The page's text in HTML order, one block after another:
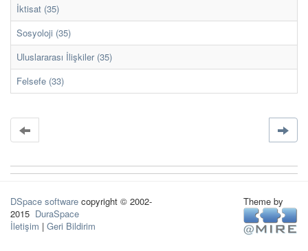
İktisat (35)
Sosyoloji (35)
Uluslararası İlişkiler (35)
Felsefe (33)
DSpace software copyright © 2002-
2015 DuraSpace
İletişim | Geri Bildirim
Theme by